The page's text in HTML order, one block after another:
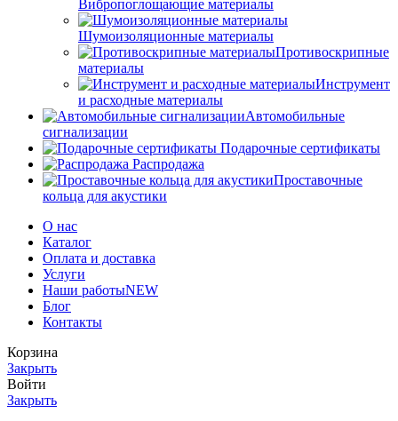
Вибропоглощающие материалы
Шумоизоляционные материалы
Противоскрипные
материалы
Инструмент
и расходные материалы
Автомобильные
сигнализации
Подарочные сертификаты
Распродажа
Проставочные
кольца для акустики
О нас
Каталог
Оплата и доставка
Услуги
Наши работыNEW
Блог
Контакты
Корзина
Закрыть
Войти
Закрыть